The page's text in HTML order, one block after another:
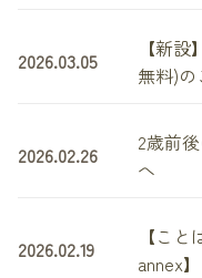
2026.03.05
【新
無料)の
2026.02.26
2歳前
へ
2026.02.19
【こ
annex